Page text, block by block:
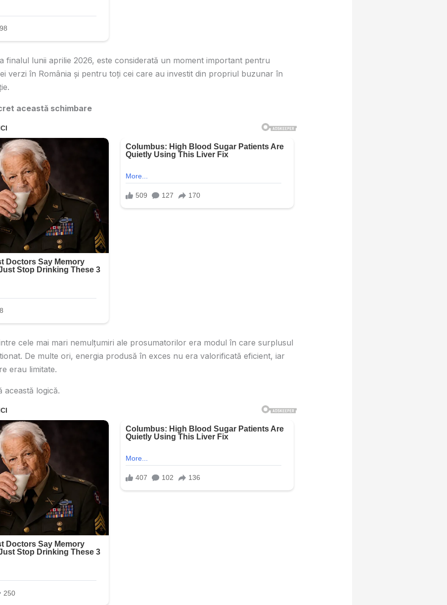
finalul lunii aprilie 2026, este considerată un moment important pentru
verzi în România și pentru toți cei care au investit din propriul buzunar în
această schimbare
cele mai mari nemulțumiri ale prosumatorilor era modul în care surplusul
De multe ori, energia produsă în exces nu era valorificată eficient, iar
erau limitate.
această logică.